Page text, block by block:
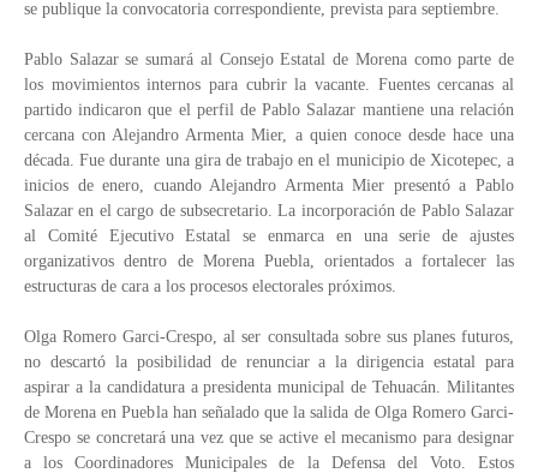
se publique la convocatoria correspondiente, prevista para septiembre.
Pablo Salazar se sumará al Consejo Estatal de Morena como parte de
los movimientos internos para cubrir la vacante. Fuentes cercanas al
partido indicaron que el perfil de Pablo Salazar mantiene una relación
cercana con Alejandro Armenta Mier, a quien conoce desde hace una
década. Fue durante una gira de trabajo en el municipio de Xicotepec, a
inicios de enero, cuando Alejandro Armenta Mier presentó a Pablo
Salazar en el cargo de subsecretario. La incorporación de Pablo Salazar
al Comité Ejecutivo Estatal se enmarca en una serie de ajustes
organizativos dentro de Morena Puebla, orientados a fortalecer las
estructuras de cara a los procesos electorales próximos.
Olga Romero Garci-Crespo, al ser consultada sobre sus planes futuros,
no descartó la posibilidad de renunciar a la dirigencia estatal para
aspirar a la candidatura a presidenta municipal de Tehuacán. Militantes
de Morena en Puebla han señalado que la salida de Olga Romero Garci-
Crespo se concretará una vez que se active el mecanismo para designar
a los Coordinadores Municipales de la Defensa del Voto. Estos